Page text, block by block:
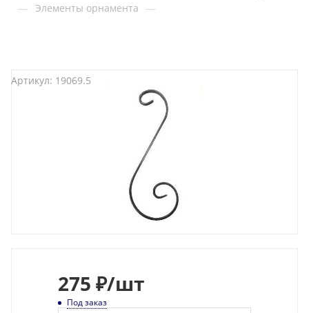
— Элементы орнамента —
Артикул: 19069.5
275 ₽/шт
Под заказ